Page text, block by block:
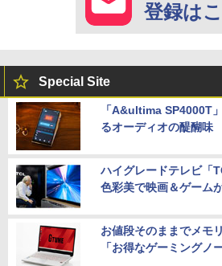
登録は
Special Site
「A&ultima SP4000T
るオーディオの醍醐味
ハイグレードテレビ「
色彩美で映画＆ゲーム
お値段そのままでメモ
「お得なゲーミングノ